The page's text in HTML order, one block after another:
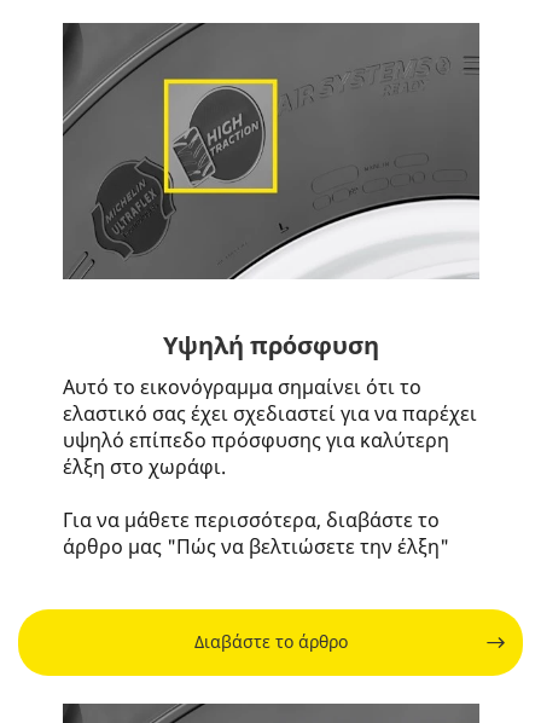
Υψηλή πρόσφυση
Αυτό το εικονόγραμμα σημαίνει ότι το
ελαστικό σας έχει σχεδιαστεί για να παρέχει
υψηλό επίπεδο πρόσφυσης για καλύτερη
έλξη στο χωράφι.
Για να μάθετε περισσότερα, διαβάστε το
άρθρο μας "Πώς να βελτιώσετε την έλξη"
Διαβάστε το άρθρο